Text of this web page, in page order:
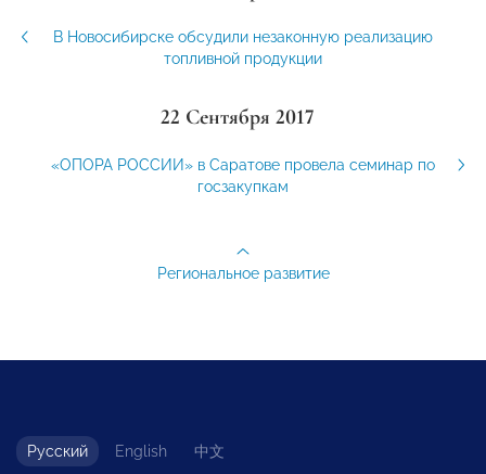
В Новосибирске обсудили незаконную реализацию
топливной продукции
22 Сентября 2017
«ОПОРА РОССИИ» в Саратове провела семинар по
госзакупкам
Региональное развитие
Русский English 中文